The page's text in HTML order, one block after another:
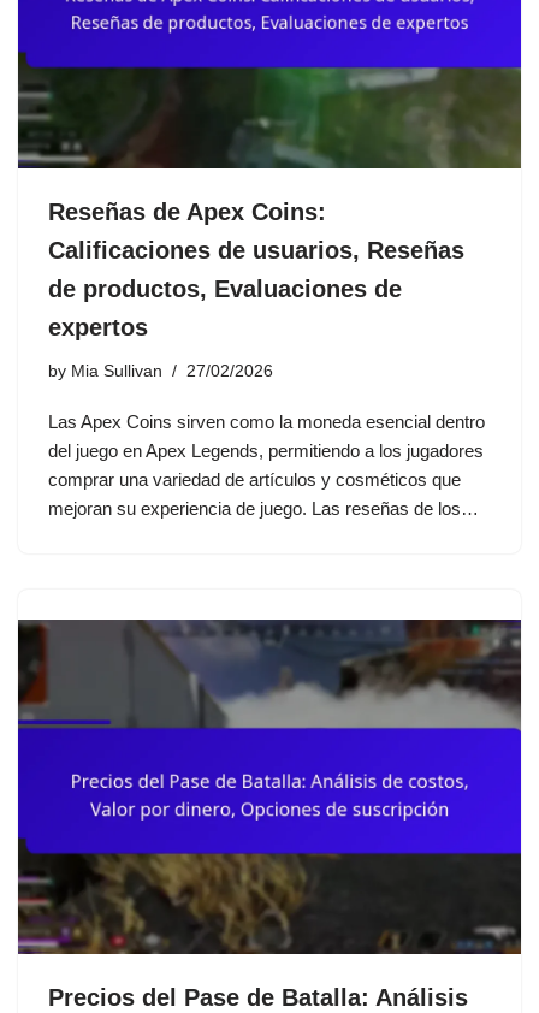
Reseñas de Apex Coins:
Calificaciones de usuarios, Reseñas
de productos, Evaluaciones de
expertos
by Mia Sullivan 27/02/2026
Las Apex Coins sirven como la moneda esencial dentro
del juego en Apex Legends, permitiendo a los jugadores
comprar una variedad de artículos y cosméticos que
mejoran su experiencia de juego. Las reseñas de los…
Precios del Pase de Batalla: Análisis